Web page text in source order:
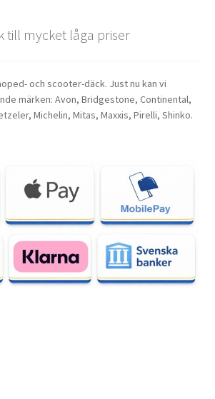
till mycket låga priser
och scooter-däck. Just nu kan vi
märken: Avon, Bridgestone, Continental,
Michelin, Mitas, Maxxis, Pirelli, Shinko.